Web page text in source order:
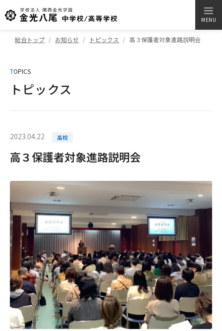
MENU
総合トップ お知らせ トピックス 高３保護者対象進路説明会
TOPICS
トピックス
2023.04.22 高校
高３保護者対象進路説明会